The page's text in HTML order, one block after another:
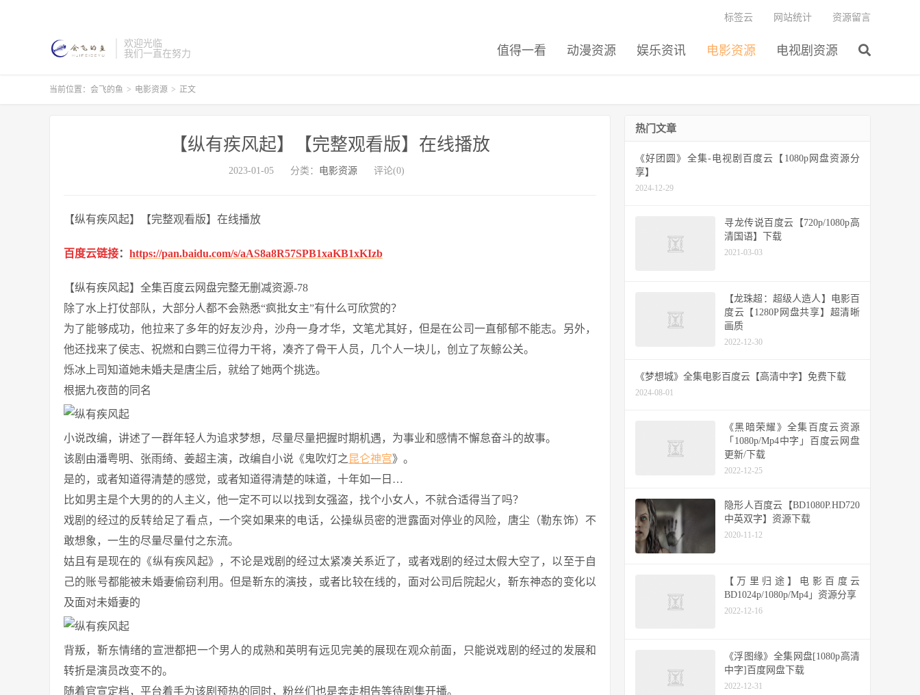
欢迎光临
我们一直在努力
值得一看 动漫资源 娱乐资讯 电影资源 电视剧资源
标签云 网站统计 资源留言
当前位置： 会飞的鱼 > 电影资源 > 正文
【纵有疾风起】【完整观看版】在线播放
2023-01-05 分类： 电影资源 评论(0)
【纵有疾风起】【完整观看版】在线播放
百度云链接： https://pan.baidu.com/s/aAS8a8R57SPB1xaKB1xKIzb
【纵有疾风起】全集百度云网盘完整无删减资源-78
除了水上打仗部队，大部分人都不会熟悉“疯批女主”有什么可欣赏的？
为了能够成功，他拉来了多年的好友沙舟，沙舟一身才华，文笔尤其好，但是在公司一直郁郁不能志。另外，
他还找来了侯志、祝燃和白鹦三位得力干将，凑齐了骨干人员，几个人一块儿，创立了灰鲸公关。
烁冰上司知道她未婚夫是唐尘后，就给了她两个挑选。
根据九夜茴的同名
小说改编，讲述了一群年轻人为追求梦想，尽量尽量把握时期机遇，为事业和感情不懈怠奋斗的故事。
该剧由潘粤明、张雨绮、姜超主演，改编自小说《鬼吹灯之 昆仑神宫》。
是的，或者知道得清楚的感觉，或者知道得清楚的味道，十年如一日…
比如男主是个大男的的人主义，他一定不可以以找到女强盗，找个小女人，不就合适得当了吗？
戏剧的经过的反转给足了看点，一个突如果来的电话，公操纵员密的泄露面对停业的风险，唐尘（勒东饰）不
敢想象，一生的尽量尽量付之东流。
姑且有是现在的《纵有疾风起》，不论是戏剧的经过太紧凑关系近了，或者戏剧的经过太假大空了，以至于自
己的账号都能被未婚妻偷窃利用。但是靳东的演技，或者比较在线的，面对公司后院起火，靳东神态的变化以
及面对未婚妻的
背叛，靳东情绪的宣泄都把一个男人的成熟和英明有远见完美的展现在观众前面，只能说戏剧的经过的发展和
转折是演员改变不的。
随着官宣定档，平台着手为该剧预热的同时，粉丝们也是奔走相告等待剧集开播。
热门文章
《好团圆》全集-电视剧百度云【1080p网盘资源分
享】
2024-12-29
寻龙传说百度云【720p/1080p高
清国语】下载
2021-03-03
【龙珠超：超级人造人】电影百
度云【1280P网盘共享】超清晰
画质
2022-12-30
《梦想城》全集电影百度云【高清中字】免费下载
2024-08-01
《黑暗荣耀》全集百度云资源
「1080p/Mp4中字」百度云网盘
更新/下载
2022-12-25
隐形人百度云【BD1080P.HD720
中英双字】资源下载
2020-11-12
【万里归途】电影百度云
BD1024p/1080p/Mp4」资源分享
2022-12-16
《浮图缘》全集网盘[1080p高清
中字]百度网盘下载
2022-12-31